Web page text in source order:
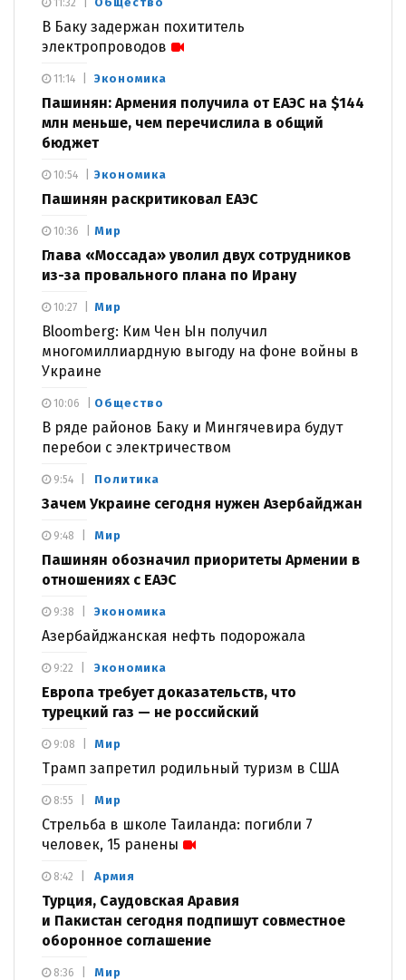
В Баку задержан похититель
электропроводов
11:32
Экономика
Пашинян: Армения получила от ЕАЭС на $144
млн меньше, чем перечислила в общий
бюджет
11:14
Экономика
Пашинян раскритиковал ЕАЭС
10:54
Мир
Глава «Моссада» уволил двух сотрудников
из-за провального плана по Ирану
10:36
Мир
Bloomberg: Ким Чен Ын получил
многомиллиардную выгоду на фоне войны в
Украине
10:27
Общество
В ряде районов Баку и Мингячевира будут
перебои с электричеством
10:06
Политика
Зачем Украине сегодня нужен Азербайджан
9:54
Мир
Пашинян обозначил приоритеты Армении в
отношениях с ЕАЭС
9:48
Экономика
Азербайджанская нефть подорожала
9:38
Экономика
Европа требует доказательств, что
турецкий газ — не российский
9:22
Мир
Трамп запретил родильный туризм в США
9:08
Мир
Стрельба в школе Таиланда: погибли 7
человек, 15 ранены
8:55
Армия
Турция, Саудовская Аравия
и Пакистан сегодня подпишут совместное
оборонное соглашение
8:42
Мир
8:36